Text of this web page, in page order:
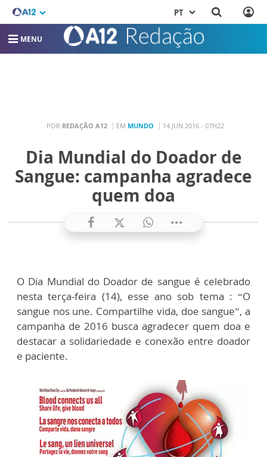
PT
MENU
POR REDAÇÃO A12 EM MUNDO 14 JUN 2016 - 07H22
Dia Mundial do Doador de
Sangue: campanha agradece
quem doa
O Dia Mundial do Doador de sangue é celebrado
nesta terça-feira (14), esse ano sob tema : “O
sangue nos une. Compartilhe vida, doe sangue”, a
campanha de 2016 busca agradecer quem doa e
destacar a solidariedade e conexão entre doador
e paciente.